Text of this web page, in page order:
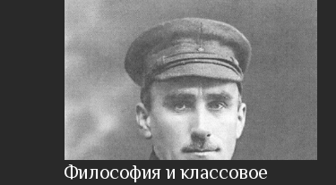
Философия и классовое